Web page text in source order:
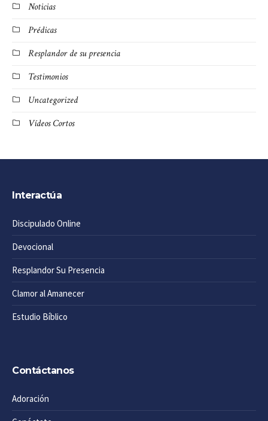
Noticias
Prédicas
Resplandor de su presencia
Testimonios
Uncategorized
Vídeos Cortos
Interactúa
Discipulado Online
Devocional
Resplandor Su Presencia
Clamor al Amanecer
Estudio Bíblico
Contáctanos
Adoración